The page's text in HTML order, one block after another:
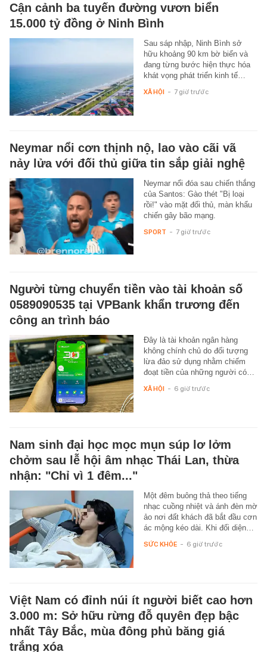
Cận cảnh ba tuyến đường vươn biển
15.000 tỷ đồng ở Ninh Bình
Sau sáp nhập, Ninh Bình sở
hữu khoảng 90 km bờ biển và
đang từng bước hiện thực hóa
khát vọng phát triển kinh tế…
XÃ HỘI - 7 giờ trước
Neymar nổi cơn thịnh nộ, lao vào cãi vã
nảy lửa với đối thủ giữa tin sắp giải nghệ
Neymar nổi đóa sau chiến thắng
của Santos: Gào thét "Bị loại
rồi!" vào mặt đối thủ, màn khẩu
chiến gây bão mạng.
SPORT - 7 giờ trước
Người từng chuyển tiền vào tài khoản số
0589090535 tại VPBank khẩn trương đến
công an trình báo
Đây là tài khoản ngân hàng
không chính chủ do đối tượng
lừa đảo sử dụng nhằm chiếm
đoạt tiền của những người có…
XÃ HỘI - 6 giờ trước
Nam sinh đại học mọc mụn súp lơ lởm
chởm sau lễ hội âm nhạc Thái Lan, thừa
nhận: "Chỉ vì 1 đêm..."
Một đêm buông thả theo tiếng
nhạc cuồng nhiệt và ánh đèn mờ
ảo nơi đất khách đã bắt đầu cơn
ác mộng kéo dài. Khi đối diện…
SỨC KHỎE - 6 giờ trước
Việt Nam có đỉnh núi ít người biết cao hơn
3.000 m: Sở hữu rừng đỗ quyên đẹp bậc
nhất Tây Bắc, mùa đông phủ băng giá
trắng xóa